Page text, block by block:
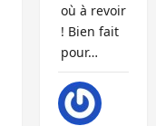
où à revoir
! Bien fait
pour…